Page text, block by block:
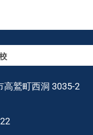
高鷲町西洞 3035-2